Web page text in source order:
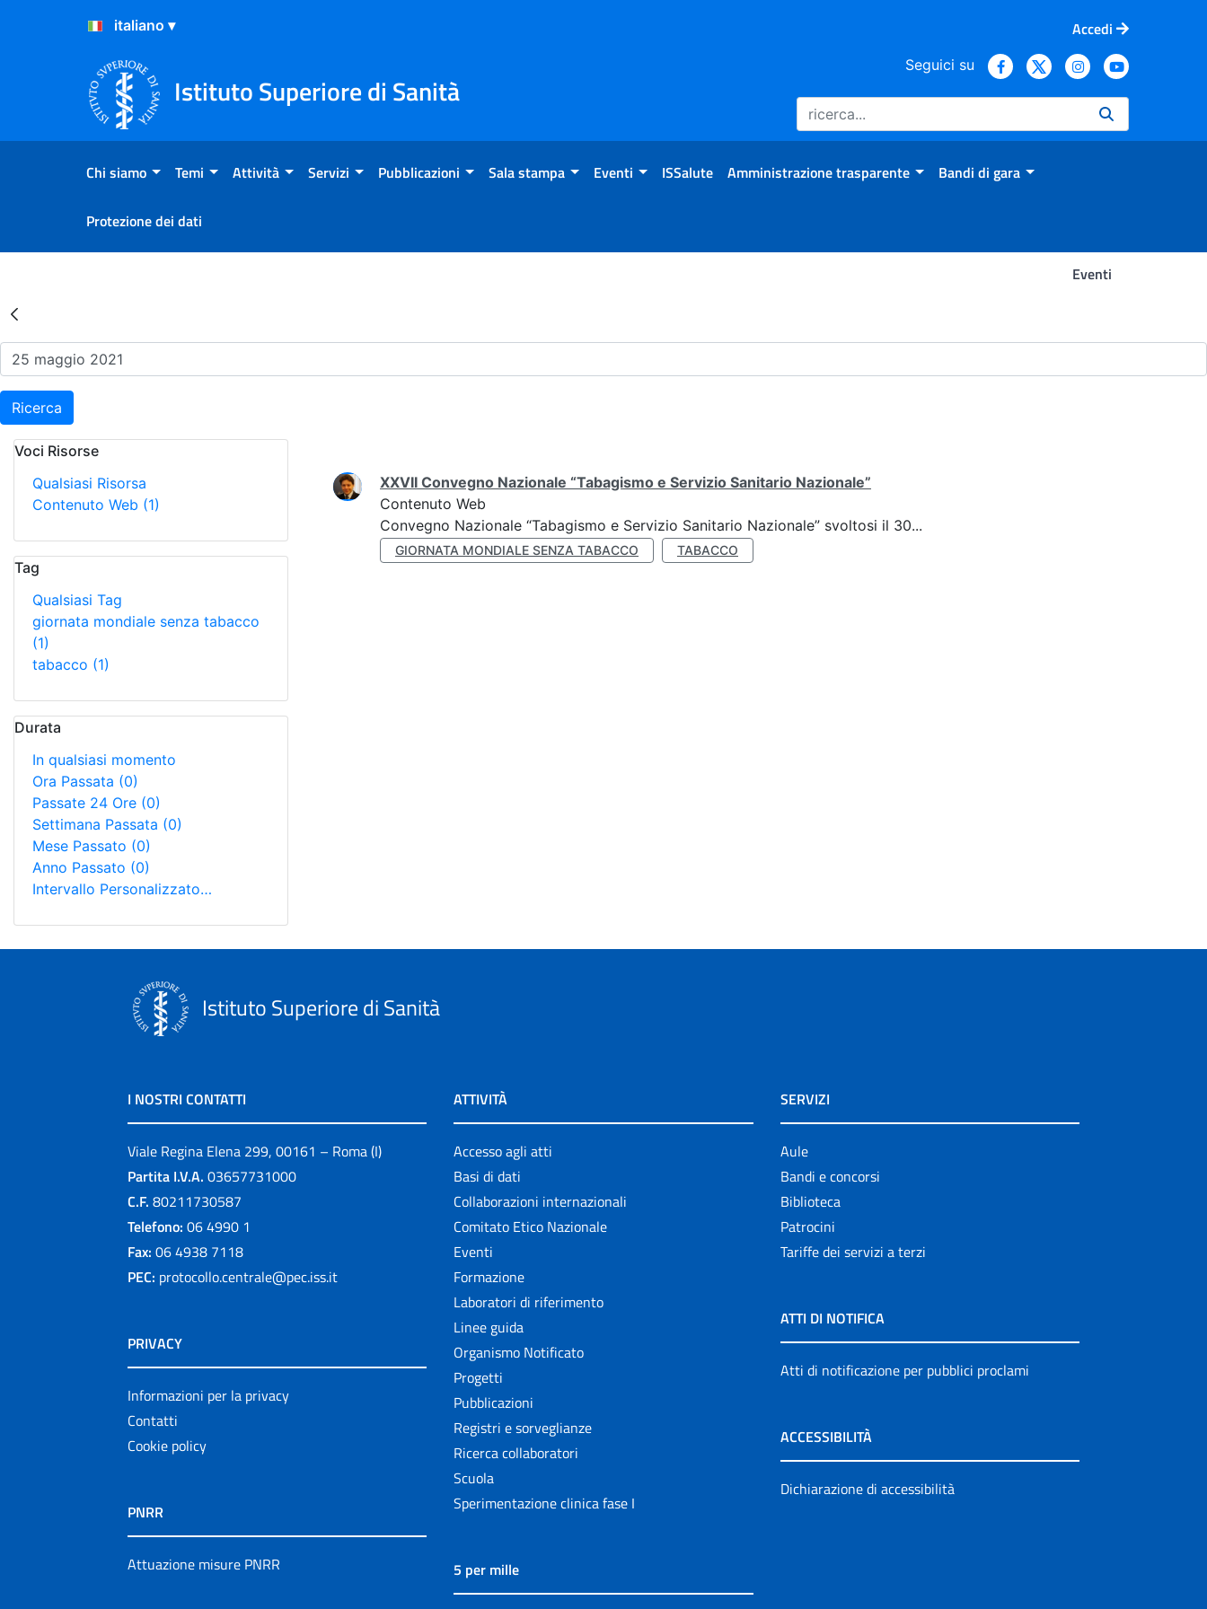
Salta al Contenuto
Salta al Footer
Accedi
Istituto Superiore di Sanità
Seguici su
Chi siamo Temi Attività Servizi Pubblicazioni Sala stampa Eventi ISSalute Amministrazione trasparente Bandi di gara
Protezione dei dati
Eventi
Risultati della Ricerca - Eventi
Ricerca
Voci Risorse
Qualsiasi Risorsa
Contenuto Web (1)
Tag
Qualsiasi Tag
giornata mondiale senza tabacco
(1)
tabacco (1)
Durata
In qualsiasi momento
Ora Passata (0)
Passate 24 Ore (0)
Settimana Passata (0)
Mese Passato (0)
Anno Passato (0)
Intervallo Personalizzato…
Ricerca
XXVII Convegno Nazionale “Tabagismo e Servizio Sanitario Nazionale”
Contenuto Web
Convegno Nazionale “Tabagismo e Servizio Sanitario Nazionale” svoltosi il 30...
GIORNATA MONDIALE SENZA TABACCO TABACCO
Istituto Superiore di Sanità
I NOSTRI CONTATTI
Viale Regina Elena 299, 00161 – Roma (I)
Partita I.V.A. 03657731000
C.F. 80211730587
Telefono: 06 4990 1
Fax: 06 4938 7118
PEC: protocollo.centrale@pec.iss.it
PRIVACY
Informazioni per la privacy
Contatti
Cookie policy
PNRR
Attuazione misure PNRR
ATTIVITÀ
Accesso agli atti
Basi di dati
Collaborazioni internazionali
Comitato Etico Nazionale
Eventi
Formazione
Laboratori di riferimento
Linee guida
Organismo Notificato
Progetti
Pubblicazioni
Registri e sorveglianze
Ricerca collaboratori
Scuola
Sperimentazione clinica fase I
5 per mille
SERVIZI
Aule
Bandi e concorsi
Biblioteca
Patrocini
Tariffe dei servizi a terzi
ATTI DI NOTIFICA
Atti di notificazione per pubblici proclami
ACCESSIBILITÀ
Dichiarazione di accessibilità